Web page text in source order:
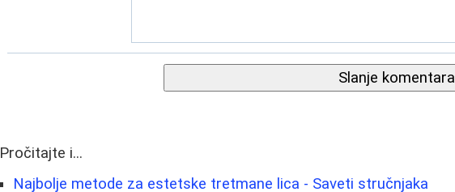
Slanje komentara
Pročitajte i...
Najbolje metode za estetske tretmane lica - Saveti stručnjaka